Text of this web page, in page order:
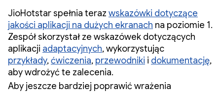
JioHotstar spełnia teraz wskazówki dotyczące
jakości aplikacji na dużych ekranach na poziomie 1.
Zespół skorzystał ze wskazówek dotyczących
aplikacji adaptacyjnych, wykorzystując
przykłady,ćwiczenia, przewodniki i dokumentację,
aby wdrożyć te zalecenia.
Aby jeszcze bardziej poprawić wrażenia